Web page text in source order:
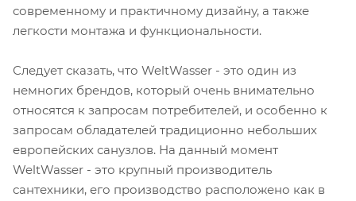
современному и практичному дизайну, а также
легкости монтажа и функциональности.
Следует сказать, что WeltWasser - это один из
немногих брендов, который очень внимательно
относятся к запросам потребителей, и особенно к
запросам обладателей традиционно небольших
европейских санузлов. На данный момент
WeltWasser - это крупный производитель
сантехники, его производство расположено как в